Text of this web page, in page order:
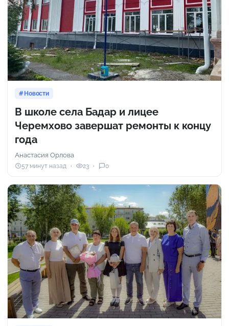
Новости
В школе села Бадар и лицее
Черемхово завершат ремонты к концу
года
Анастасия Орлова
57 минут назад 23 0